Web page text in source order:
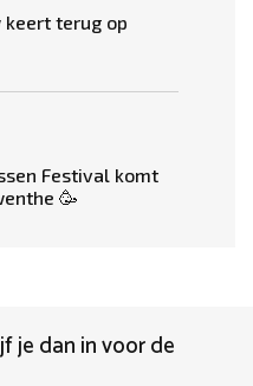
keert terug op
Festival komt
🥳
je dan in voor de